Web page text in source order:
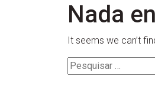
Nada
It seems we can’t
Pesquisar
por: